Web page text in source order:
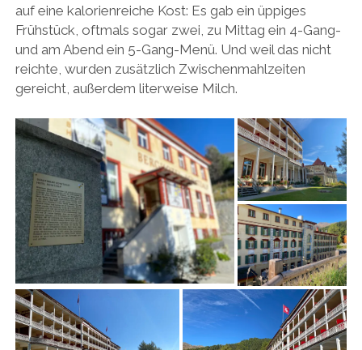
auf eine kalorienreiche Kost: Es gab ein üppiges
Frühstück, oftmals sogar zwei, zu Mittag ein 4-Gang-
und am Abend ein 5-Gang-Menü. Und weil das nicht
reichte, wurden zusätzlich Zwischenmahlzeiten
gereicht, außerdem literweise Milch.